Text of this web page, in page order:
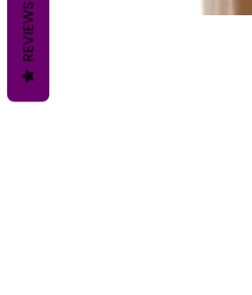
REVIEWS